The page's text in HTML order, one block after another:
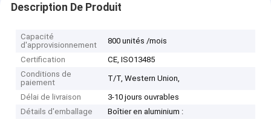
Description De Produit
Capacité
d'approvisionnement
800 unités /mois
Certification
CE, ISO13485
Conditions de
paiement
T/T, Western Union,
Délai de livraison
3-10 jours ouvrables
Détails d'emballage
Boîtier en aluminium :